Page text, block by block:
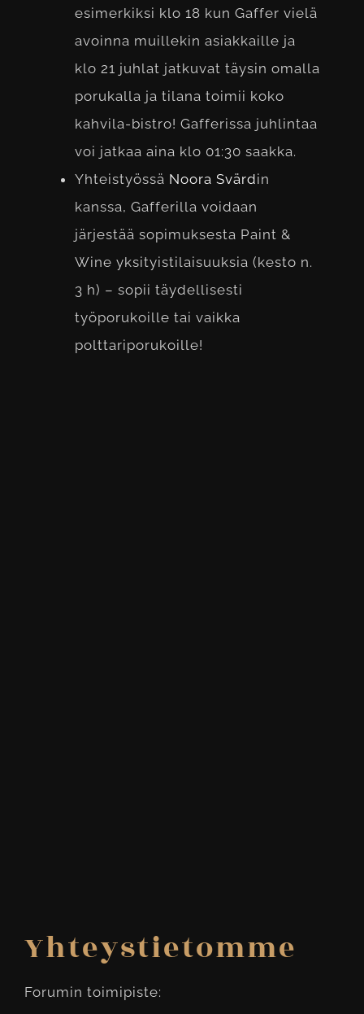
esimerkiksi klo 18 kun Gaffer vielä
avoinna muillekin asiakkaille ja
klo 21 juhlat jatkuvat täysin omalla
porukalla ja tilana toimii koko
kahvila-bistro! Gafferissa juhlintaa
voi jatkaa aina klo 01:30 saakka.
Yhteistyössä Noora Svärdin
kanssa, Gafferilla voidaan
järjestää sopimuksesta Paint &
Wine yksityistilaisuuksia (kesto n.
3 h) – sopii täydellisesti
työporukoille tai vaikka
polttariporukoille!
Yhteystietomme
Forumin toimipiste: